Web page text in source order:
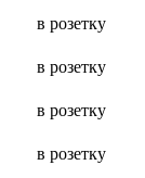
в розетку
в розетку
в розетку
в розетку